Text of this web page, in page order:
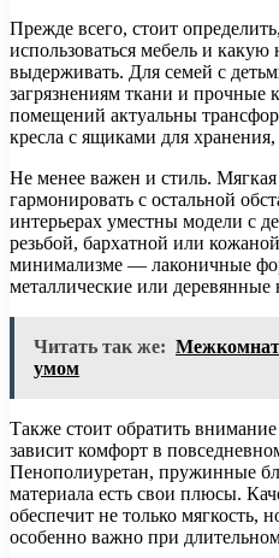
Прежде всего, стоит
использоваться мебель и какую
выдерживать. Для семей с
загрязнениям ткани и прочные
помещений актуальны
кресла с ящиками для
Не менее важен и стиль.
гармонировать с остальной
интерьерах уместны модели с
резьбой, бархатной или
минимализме — лаконичные
металлические или деревянные
Читать так же:
умом
Также стоит обратить
зависит комфорт в
Пенополиуретан, пружинные
материала есть свои плюсы.
обеспечит не только мягкость,
особенно важно при